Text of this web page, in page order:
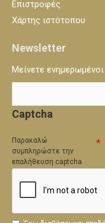
Επιστροφές
Χάρτης ιστότοπου
Newsletter
Μείνετε
Captcha
Παρακαλώ
συμπληρώστε την
επαλήθευση captcha